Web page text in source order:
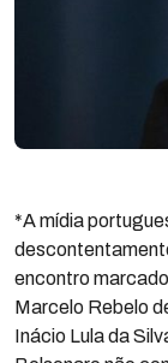
*A mídia
encontro
Marcelo Rebelo
Inácio Lula da